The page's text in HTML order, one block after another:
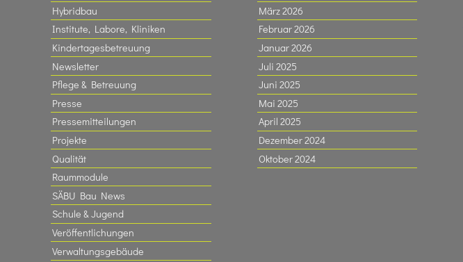
Hybridbau
Institute, Labore, Kliniken
Kindertagesbetreuung
Newsletter
Pflege & Betreuung
Presse
Pressemitteilungen
Projekte
Qualität
Raummodule
SÄBU Bau News
Schule & Jugend
Veröffentlichungen
Verwaltungsgebäude
März 2026
Februar 2026
Januar 2026
Juli 2025
Juni 2025
Mai 2025
April 2025
Dezember 2024
Oktober 2024